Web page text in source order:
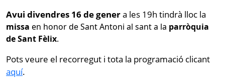
Avui divendres 16 de genera les 19h tindrà lloc la
missa en honor de Sant Antoni al sant a la parròquia
de Sant Fèlix.
Pots veure el recorregut i tota la programació clicant
aquí.